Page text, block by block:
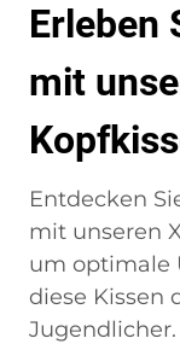
Erleben
mit
Entdecken
mit unseren
um optimale
diese Kissen